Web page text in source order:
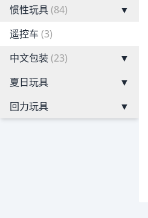
惯性玩具(84)
▼
遥控车 (3)
中文包装(23)
▼
夏日玩具
▼
回力玩具
▼